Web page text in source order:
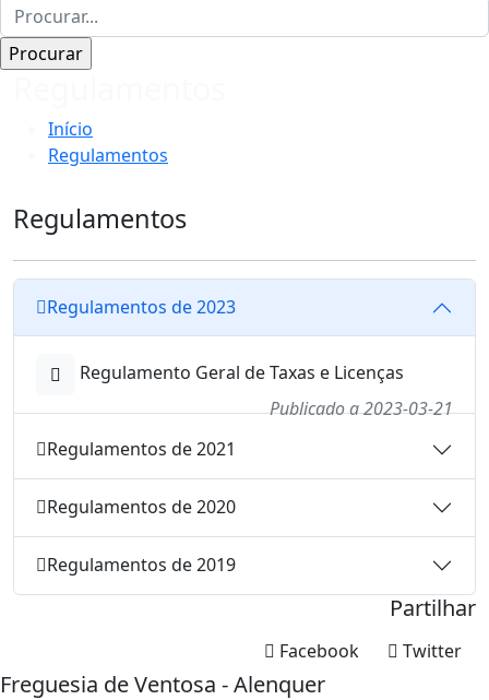
Início
Regulamentos
Regulamentos
Regulamentos de 2023
Regulamento Geral de Taxas e Licenças
Publicado a 2023-03-21
Regulamentos de 2021
Regulamentos de 2020
Regulamentos de 2019
Partilhar
Twitter
Facebook
Freguesia de Ventosa - Alenquer